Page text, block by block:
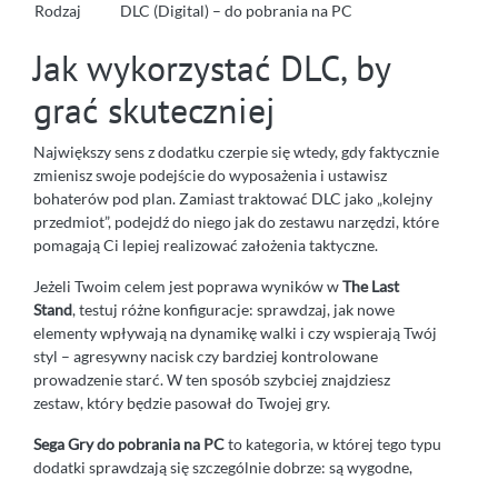
Rodzaj
DLC (Digital) – do pobrania na PC
Jak wykorzystać DLC, by
grać skuteczniej
Największy sens z dodatku czerpie się wtedy, gdy faktycznie
zmienisz swoje podejście do wyposażenia i ustawisz
bohaterów pod plan. Zamiast traktować DLC jako „kolejny
przedmiot”, podejdź do niego jak do zestawu narzędzi, które
pomagają Ci lepiej realizować założenia taktyczne.
Jeżeli Twoim celem jest poprawa wyników wThe Last
Stand, testuj różne konfiguracje: sprawdzaj, jak nowe
elementy wpływają na dynamikę walki i czy wspierają Twój
styl – agresywny nacisk czy bardziej kontrolowane
prowadzenie starć. W ten sposób szybciej znajdziesz
zestaw, który będzie pasował do Twojej gry.
Sega Gry do pobrania na PCto kategoria, w której tego typu
dodatki sprawdzają się szczególnie dobrze: są wygodne,